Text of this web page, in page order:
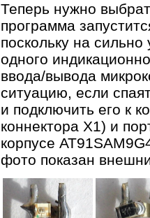
Теперь нужно
программа
поскольку на
одного
ввода/вывода
ситуацию, если
и подключить его к
коннектора X1) и
корпусе
фото показан